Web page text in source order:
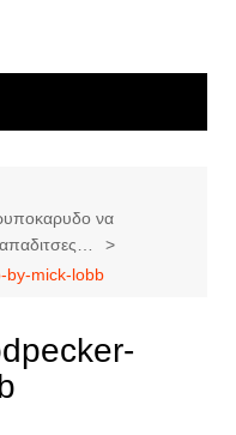
να
by-mick-lobb